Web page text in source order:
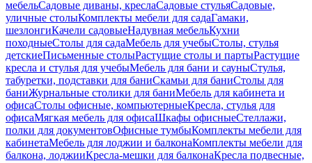
мебельСадовые диваны, креслаСадовые стульяСадовые,
уличные столыКомплекты мебели для садаГамаки,
шезлонгиКачели садовыеНадувная мебельКухни
походныеСтолы для садаМебель для учебыСтолы, стулья
детскиеПисьменные столыРастущие столы и партыРастущие
кресла и стулья для учебыМебель для бани и сауныСтулья,
табуретки, подставки для баниСкамьи для баниСтолы для
баниЖурнальные столики для баниМебель для кабинета и
офисаСтолы офисные, компьютерныеКресла, стулья для
офисаМягкая мебель для офисаШкафы офисныеСтеллажи,
полки для документовОфисные тумбыКомплекты мебели для
кабинетаМебель для лоджии и балконаКомплекты мебели для
балкона, лоджииКресла-мешки для балконаКресла подвесные,